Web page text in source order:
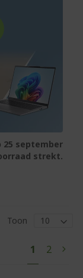
september
strekt.
Toon
U
lees
1 Pagina
2